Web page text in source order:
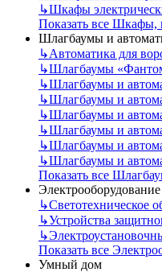
↳Шкафы
Показать все
Шлагбаумы и
↳Автоматика для
↳Шлагбаумы
↳Шлагбаумы и
↳Шлагбаумы и
↳Шлагбаумы и
↳Шлагбаумы и
↳Шлагбаумы и
↳Шлагбаумы и
Показать все
Электрооборудование
↳Светотехническое
↳Устройства
↳
Показать все
Умный дом